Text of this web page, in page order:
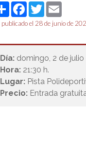
ShareFacebook
TwitterEmail
publicado el 28 de junio de
Día: domingo, 2 de julio
Hora: 21:30 h.
Lugar: Pista
Precio: Entrada